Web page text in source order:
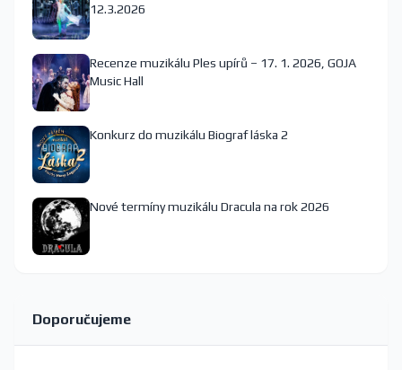
12.3.2026
Recenze muzikálu Ples upírů – 17. 1. 2026, GOJA
Music Hall
Konkurz do muzikálu Biograf láska 2
Nové termíny muzikálu Dracula na rok 2026
Doporučujeme